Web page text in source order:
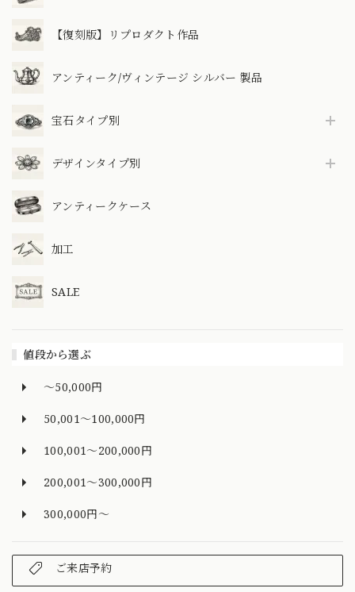
【復刻版】リプロダクト作品
アンティーク/ヴィンテージ シルバー 製品
宝石タイプ別
デザインタイプ別
アンティークケース
加工
SALE
値段から選ぶ
～50,000円
50,001～100,000円
100,001～200,000円
200,001～300,000円
300,000円～
ご来店予約